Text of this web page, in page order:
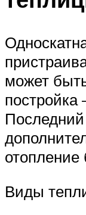
может
отопление
Виды